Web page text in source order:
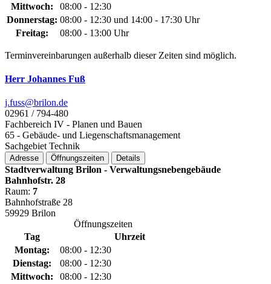
Mittwoch:
08:00 - 12:30
Donnerstag: 08:00 - 12:30 und 14:00 - 17:30 Uhr
Freitag:
08:00 - 13:00 Uhr
Terminvereinbarungen außerhalb dieser Zeiten sind möglich.
Herr Johannes Fuß
j.fuss@­brilon.de
02961 / 794-480
Fachbereich IV - Planen und Bauen
65 - Gebäude- und Liegenschaftsmanagement
Sachgebiet Technik
Adresse Öffnungszeiten Details
Stadtverwaltung Brilon - Verwaltungsnebengebäude
Bahnhofstr. 28
Raum: 7
Bahnhofstraße 28
59929 Brilon
Öffnungszeiten
Tag
Uhrzeit
Montag:
08:00 - 12:30
Dienstag:
08:00 - 12:30
Mittwoch:
08:00 - 12:30